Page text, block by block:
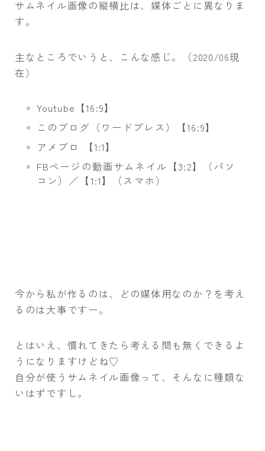
サムネイル画像の縦横比は、媒体ごとに異なりま
す。
主なところでいうと、こんな感じ。（2020/06現
在）
Youtube【16:9】
このブログ（ワードプレス）【16:9】
アメブロ 【1:1】
FBページの動画サムネイル【3:2】（パソ
コン）／【1:1】（スマホ）
今から私が作るのは、どの媒体用なのか？を考え
るのは大事ですー。
とはいえ、慣れてきたら考える間も無くできるよ
うになりますけどね♡
自分が使うサムネイル画像って、そんなに種類な
いはずですし。